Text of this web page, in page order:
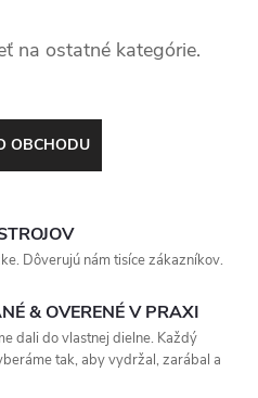
na ostatné kategórie.
OBCHODU
Dôverujú nám tisíce zákazníkov.
& OVERENÉ V PRAXI
dali do vlastnej dielne. Každý
tak, aby vydržal, zarábal a